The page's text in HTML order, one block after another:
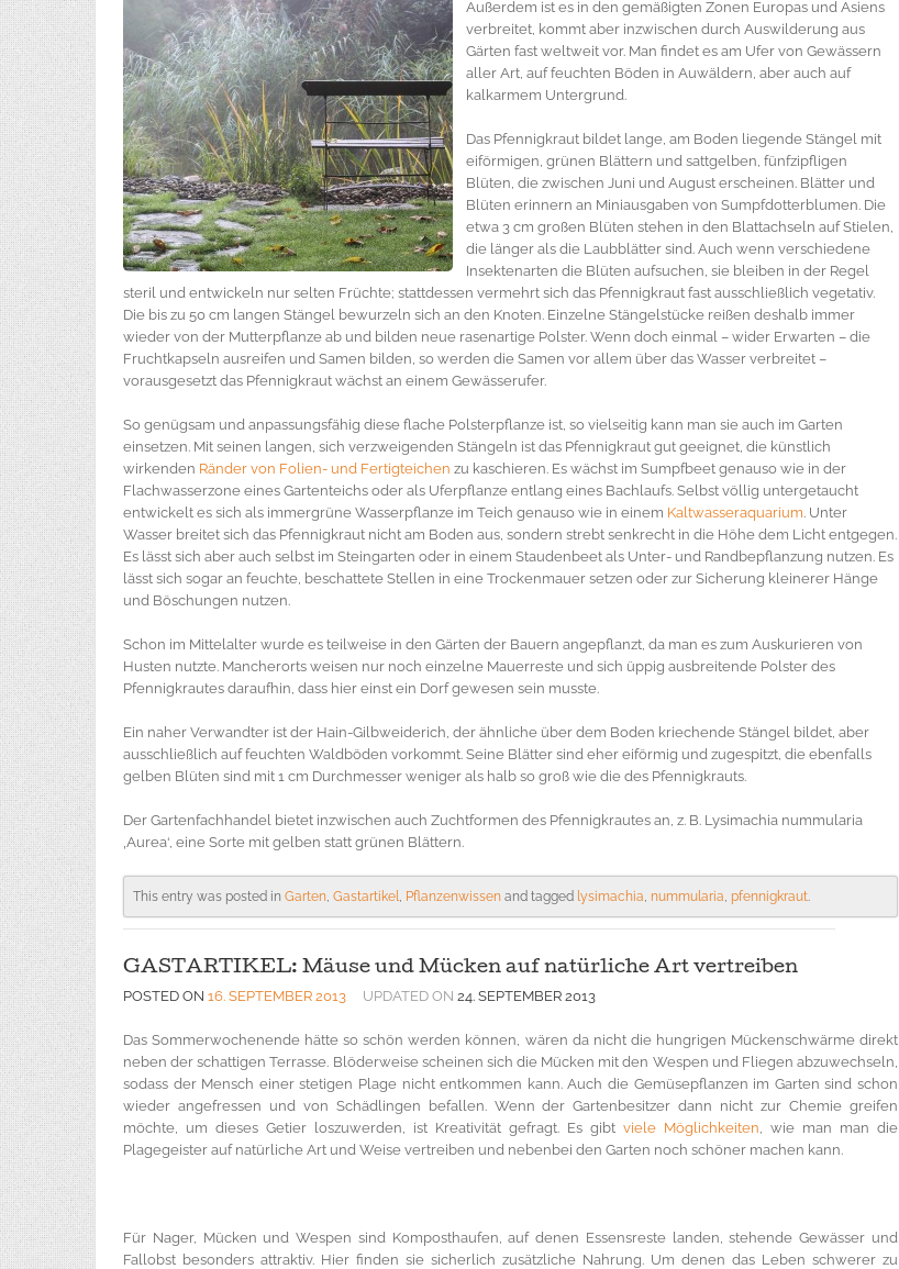
Außerdem ist es in den gemäßigten Zonen Europas und Asiens
verbreitet, kommt aber inzwischen durch Auswilderung aus
Gärten fast weltweit vor. Man findet es am Ufer von Gewässern
aller Art, auf feuchten Böden in Auwäldern, aber auch auf
kalkarmem Untergrund.
Das Pfennigkraut bildet lange, am Boden liegende Stängel mit
eiförmigen, grünen Blättern und sattgelben, fünfzipfligen
Blüten, die zwischen Juni und August erscheinen. Blätter und
Blüten erinnern an Miniausgaben von Sumpfdotterblumen. Die
etwa 3 cm großen Blüten stehen in den Blattachseln auf Stielen,
die länger als die Laubblätter sind. Auch wenn verschiedene
Insektenarten die Blüten aufsuchen, sie bleiben in der Regel
steril und entwickeln nur selten Früchte; stattdessen vermehrt sich das Pfennigkraut fast ausschließlich vegetativ.
Die bis zu 50 cm langen Stängel bewurzeln sich an den Knoten. Einzelne Stängelstücke reißen deshalb immer
wieder von der Mutterpflanze ab und bilden neue rasenartige Polster. Wenn doch einmal – wider Erwarten – die
Fruchtkapseln ausreifen und Samen bilden, so werden die Samen vor allem über das Wasser verbreitet –
vorausgesetzt das Pfennigkraut wächst an einem Gewässerufer.
So genügsam und anpassungsfähig diese flache Polsterpflanze ist, so vielseitig kann man sie auch im Garten
einsetzen. Mit seinen langen, sich verzweigenden Stängeln ist das Pfennigkraut gut geeignet, die künstlich
wirkenden Ränder von Folien- und Fertigteichen zu kaschieren. Es wächst im Sumpfbeet genauso wie in der
Flachwasserzone eines Gartenteichs oder als Uferpflanze entlang eines Bachlaufs. Selbst völlig untergetaucht
entwickelt es sich als immergrüne Wasserpflanze im Teich genauso wie in einem Kaltwasseraquarium. Unter
Wasser breitet sich das Pfennigkraut nicht am Boden aus, sondern strebt senkrecht in die Höhe dem Licht entgegen.
Es lässt sich aber auch selbst im Steingarten oder in einem Staudenbeet als Unter- und Randbepflanzung nutzen. Es
lässt sich sogar an feuchte, beschattete Stellen in eine Trockenmauer setzen oder zur Sicherung kleinerer Hänge
und Böschungen nutzen.
Schon im Mittelalter wurde es teilweise in den Gärten der Bauern angepflanzt, da man es zum Auskurieren von
Husten nutzte. Mancherorts weisen nur noch einzelne Mauerreste und sich üppig ausbreitende Polster des
Pfennigkrautes daraufhin, dass hier einst ein Dorf gewesen sein musste.
Ein naher Verwandter ist der Hain-Gilbweiderich, der ähnliche über dem Boden kriechende Stängel bildet, aber
ausschließlich auf feuchten Waldböden vorkommt. Seine Blätter sind eher eiförmig und zugespitzt, die ebenfalls
gelben Blüten sind mit 1 cm Durchmesser weniger als halb so groß wie die des Pfennigkrauts.
Der Gartenfachhandel bietet inzwischen auch Zuchtformen des Pfennigkrautes an, z. B. Lysimachia nummularia
‚Aurea‘, eine Sorte mit gelben statt grünen Blättern.
This entry was posted in Garten, Gastartikel, Pflanzenwissen and tagged lysimachia, nummularia, pfennigkraut.
GASTARTIKEL: Mäuse und Mücken auf natürliche Art vertreiben
POSTED ON 16. SEPTEMBER 2013 UPDATED ON 24. SEPTEMBER 2013
Das Sommerwochenende hätte so schön werden können, wären da nicht die hungrigen Mückenschwärme direkt
neben der schattigen Terrasse. Blöderweise scheinen sich die Mücken mit den Wespen und Fliegen abzuwechseln,
sodass der Mensch einer stetigen Plage nicht entkommen kann. Auch die Gemüsepflanzen im Garten sind schon
wieder angefressen und von Schädlingen befallen. Wenn der Gartenbesitzer dann nicht zur Chemie greifen
möchte, um dieses Getier loszuwerden, ist Kreativität gefragt. Es gibt viele Möglichkeiten, wie man man die
Plagegeister auf natürliche Art und Weise vertreiben und nebenbei den Garten noch schöner machen kann.
Für Nager, Mücken und Wespen sind Komposthaufen, auf denen Essensreste landen, stehende Gewässer und
Fallobst besonders attraktiv. Hier finden sie sicherlich zusätzliche Nahrung. Um denen das Leben schwerer zu